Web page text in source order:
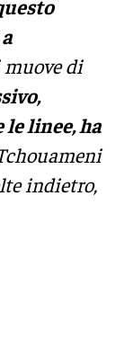
di
linee, ha
indietro,